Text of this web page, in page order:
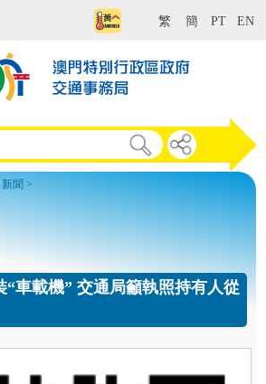
繁 簡 PT EN
新聞 >
“車載機” 交通局籲執照持有人從